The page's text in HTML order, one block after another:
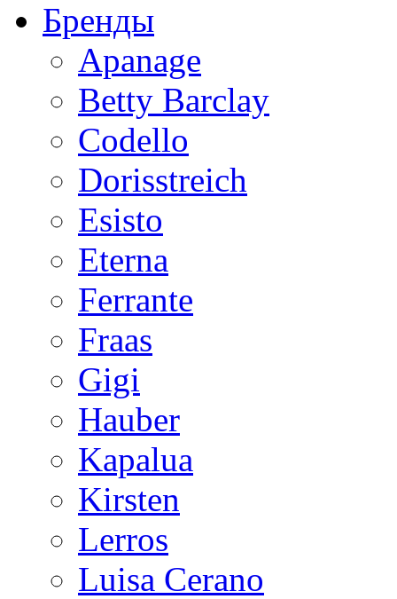
Бренды
Apanage
Betty Barclay
Codello
Dorisstreich
Esisto
Eterna
Ferrante
Fraas
Gigi
Hauber
Kapalua
Kirsten
Lerros
Luisa Cerano